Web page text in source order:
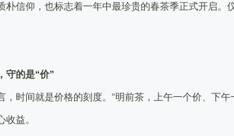
朴信仰，也标志着一年中最珍贵的春茶季正式开启。
守的是“价”
，时间就是价格的刻度。“明前茶，上午一个价、下
益。